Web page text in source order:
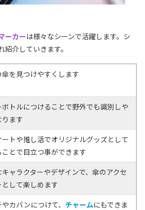
ーカーは様々なシーンで活躍します。シ
介していきます。
傘を見つけやすくします
ボトルにつけることで野外でも識別しや
ます
ートや推し活でオリジナルグッズとして
ことで目立つ事ができます
ャラクターやデザインで、傘のアクセ
として楽しめます
カバンにつけて、 チャームにもできま